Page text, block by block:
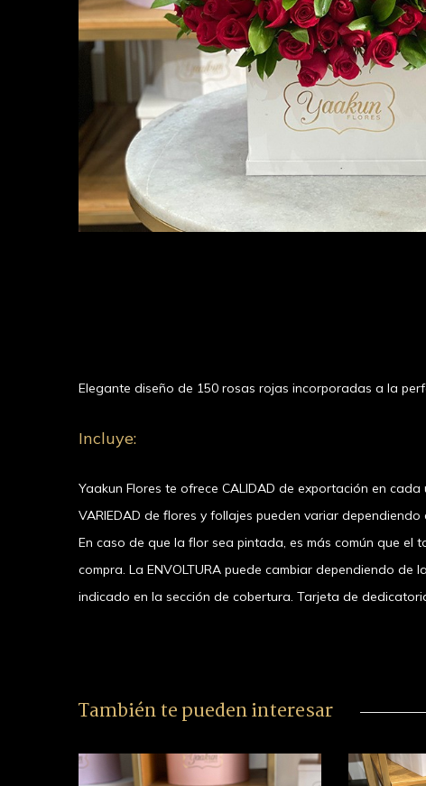
Elegante diseño de 150 rosas rojas incorporadas a la
Incluye:
Yaakun Flores te ofrece CALIDAD de exportación en
VARIEDAD de flores y follajes pueden variar
En caso de que la flor sea pintada, es más común que el
compra. La ENVOLTURA puede cambiar dependiendo
indicado en la sección de cobertura. Tarjeta de
También te pueden interesar